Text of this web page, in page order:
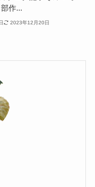
作...
2023年12月20日